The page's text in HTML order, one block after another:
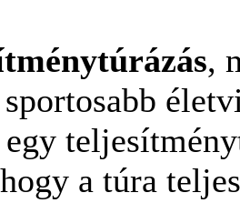
,
a túra